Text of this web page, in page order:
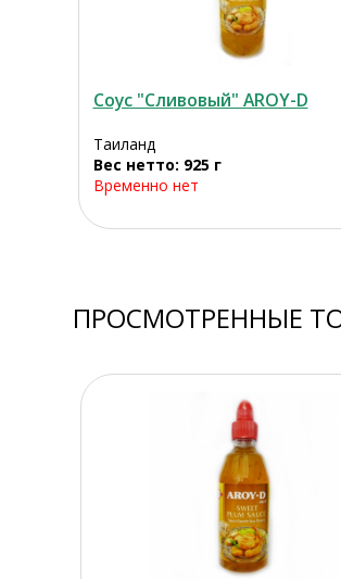
Соус "Сливовый" AROY-D
Таиланд
Вес нетто: 925 г
Временно нет
ПРОСМОТРЕННЫЕ